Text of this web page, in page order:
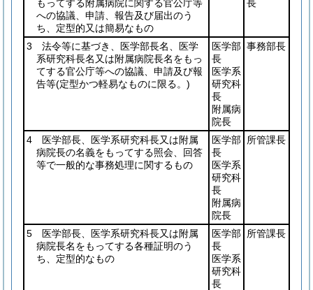
もってする附属病院に関する官公庁等
への協議、申請、報告及び届出のう
ち、定型的又は簡易なもの
長
3 法令等に基づき、医学部長名、医学
系研究科長名又は附属病院長名をもっ
てする官公庁等への協議、申請及び報
告等(定型かつ軽易なものに限る。)
医学部
長
医学系
研究科
長
附属病
院長
事務部長
4 医学部長、医学系研究科長又は附属
病院長の名義をもってする照会、回答
等で一般的な事務処理に関するもの
医学部
長
医学系
研究科
長
附属病
院長
所管課長
5 医学部長、医学系研究科長又は附属
病院長名をもってする各種証明のう
ち、定型的なもの
医学部
長
医学系
研究科
長
所管課長